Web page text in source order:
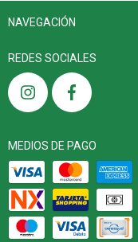
NAVEGACIÓN
REDES SOCIALES
MEDIOS DE PAGO